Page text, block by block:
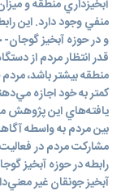
آبخيزداري منطقه و
منفي وجود دارد. اين
و در حوزه آبخيز
قدر انتظار مردم از
منطقه بيشتر باشد،
کمتر به خود اجازه
يافته‌هاي اين پژوهش
بين مردم به واسطه
مشارکت مردم در
رابطه در حوزه آبخيز
آبخيز جونقان غير